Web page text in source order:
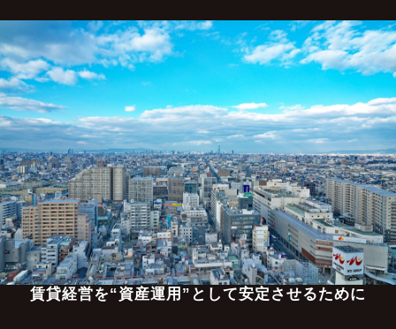
大阪の不動産管理会社 株式会社LCマネジメント >不動産管理エリア>堺市
堺市で賃貸管理をお考えの
オーナー様へ
賃貸経営を“資産運用”として安定させるために